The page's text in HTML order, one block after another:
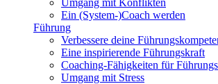
Umgang mit Konflikten
Ein (System-)Coach werden
Führung
Verbessere deine
Eine inspirierende Führungskraft
Coaching-Fähigkeiten für
Umgang mit Stress